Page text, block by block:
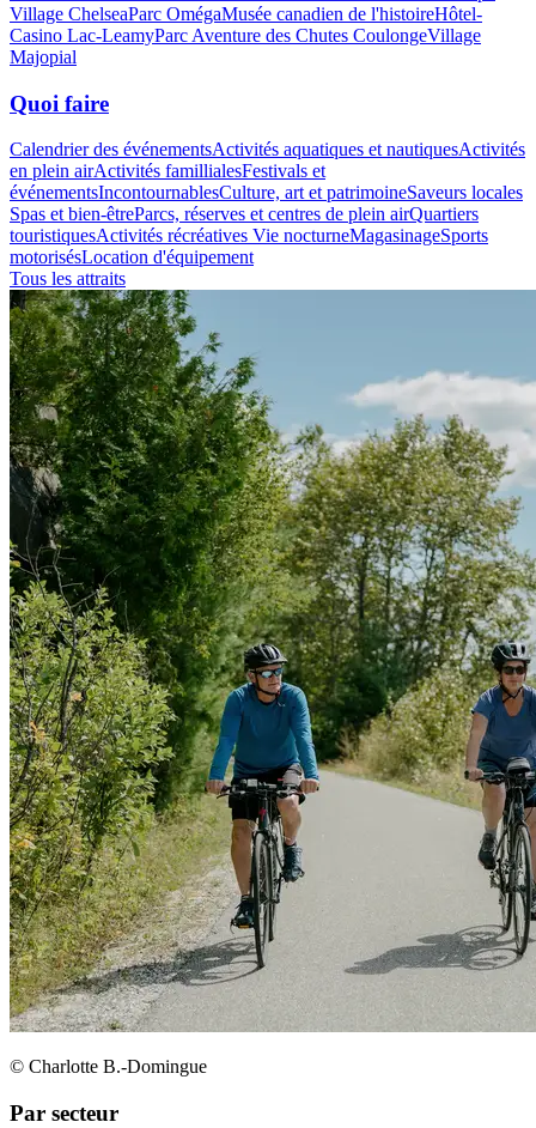
Village ChelseaParc OmégaMusée canadien de l'histoireHôtel-
Casino Lac-LeamyParc Aventure des Chutes CoulongeVillage
Majopial
Quoi faire
Calendrier des événementsActivités aquatiques et nautiquesActivités
en plein airActivités famillialesFestivals et
événementsIncontournablesCulture, art et patrimoineSaveurs locales
Spas et bien-êtreParcs, réserves et centres de plein airQuartiers
touristiquesActivités récréatives Vie nocturneMagasinageSports
motorisésLocation d'équipement
Tous les attraits
© Charlotte B.-Domingue
Par secteur